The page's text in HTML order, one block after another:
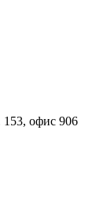
153, офис 906